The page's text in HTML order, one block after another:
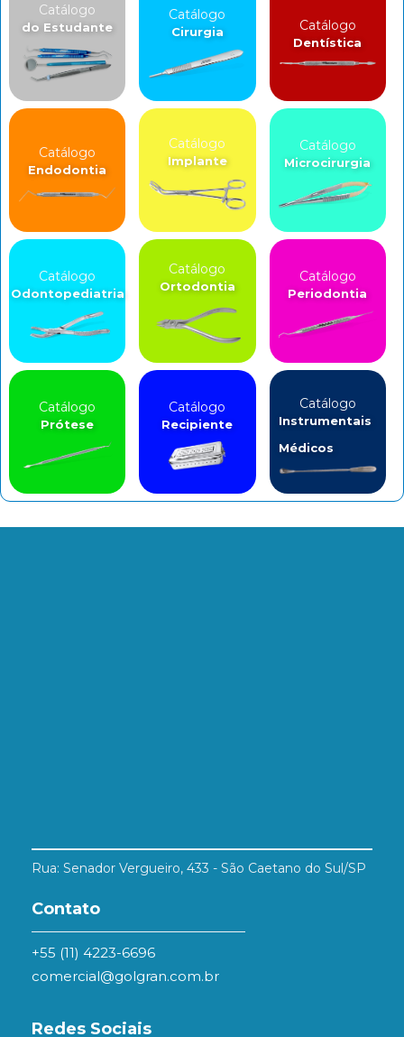
Catálogo
do Estudante
Catálogo
Cirurgia Catálogo
Dentística
Catálogo
Endodontia
Catálogo
Implante
Catálogo
Microcirurgia
Catálogo
Odontopediatria
Catálogo
Ortodontia
Catálogo
Periodontia
Catálogo
Prótese
Catálogo
Recipiente
Catálogo
Instrumentais
Médicos
Rua: Senador Vergueiro, 433 - São Caetano do Sul/SP
Contato
+55 (11) 4223-6696
comercial@golgran.com.br
Redes Sociais